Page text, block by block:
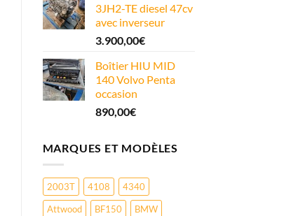
3JH2-TE diesel 47cv
avec inverseur
3.900,00€
Boîtier HIU MID
140 Volvo Penta
occasion
890,00€
MARQUES ET MODÈLES
2003T 4108
4340
Attwood
BF150
BMW